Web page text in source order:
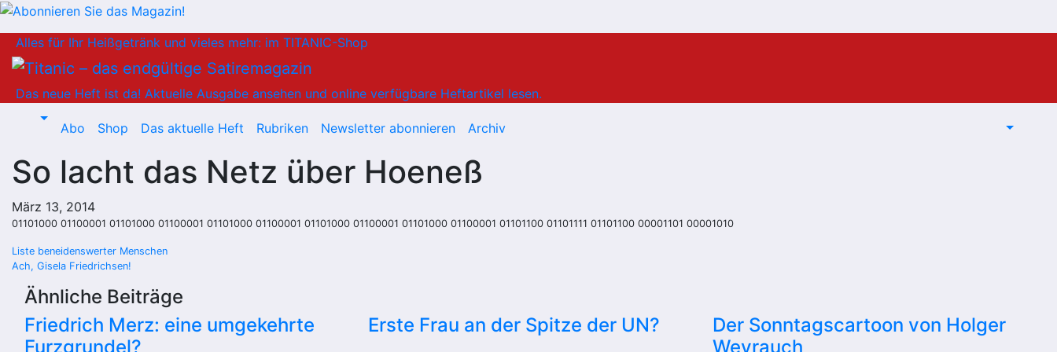
Inhalt
springen
Alles für Ihr Heißgetränk und vieles mehr: im TITANIC-Shop
Das neue Heft ist da! Aktuelle Ausgabe ansehen und online verfügbare Heftartikel lesen.
Abo Shop Das aktuelle Heft Rubriken Newsletter abonnieren Archiv
So lacht das Netz über Hoeneß
März 13, 2014
01101000 01100001 01101000 01100001 01101000 01100001 01101000 01100001 01101000 01100001 01101100 01101111 01101100 00001101 00001010
Beitragsnavigation
Liste beneidenswerter Menschen
Ach, Gisela Friedrichsen!
Ähnliche Beiträge
Friedrich Merz: eine umgekehrte
Furzgrundel?
Erste Frau an der Spitze der UN?
Der Sonntagscartoon von Holger
Weyrauch